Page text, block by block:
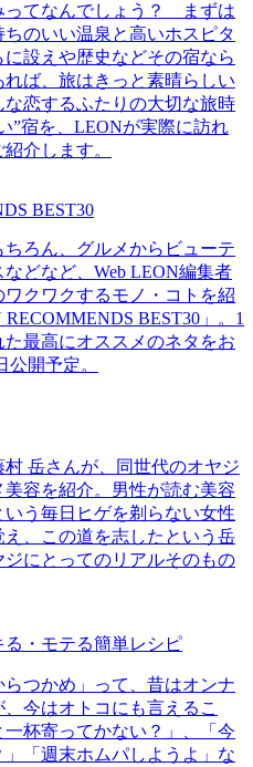
ってなんでしょう？ まずは
のいい温泉と高いホスピタ
設えや歴史などその宿なら
ば、旅はきっと素晴らしい
恋するふたりの大切な旅時
”宿を、LEONが実際に訪れ
介します。
BEST30
ろん、グルメからビューテ
どなど、Web LEON編集者
クワクするモノ・コトを紹
BEST30」。1
最高にオススメのネタをお
開予定。
岳さんが、同世代のオヤジ
容を紹介。男性が読む美容
う毎日ヒゲを剃らない女性
、この道を志したという岳
にとってのリアルそのもの
・モテる簡単レシピ
らつかめ」って、昔はオンナ
今はオトコにも言えるこ
杯寄ってかない？」、「今
「週末ホムパしようよ」な